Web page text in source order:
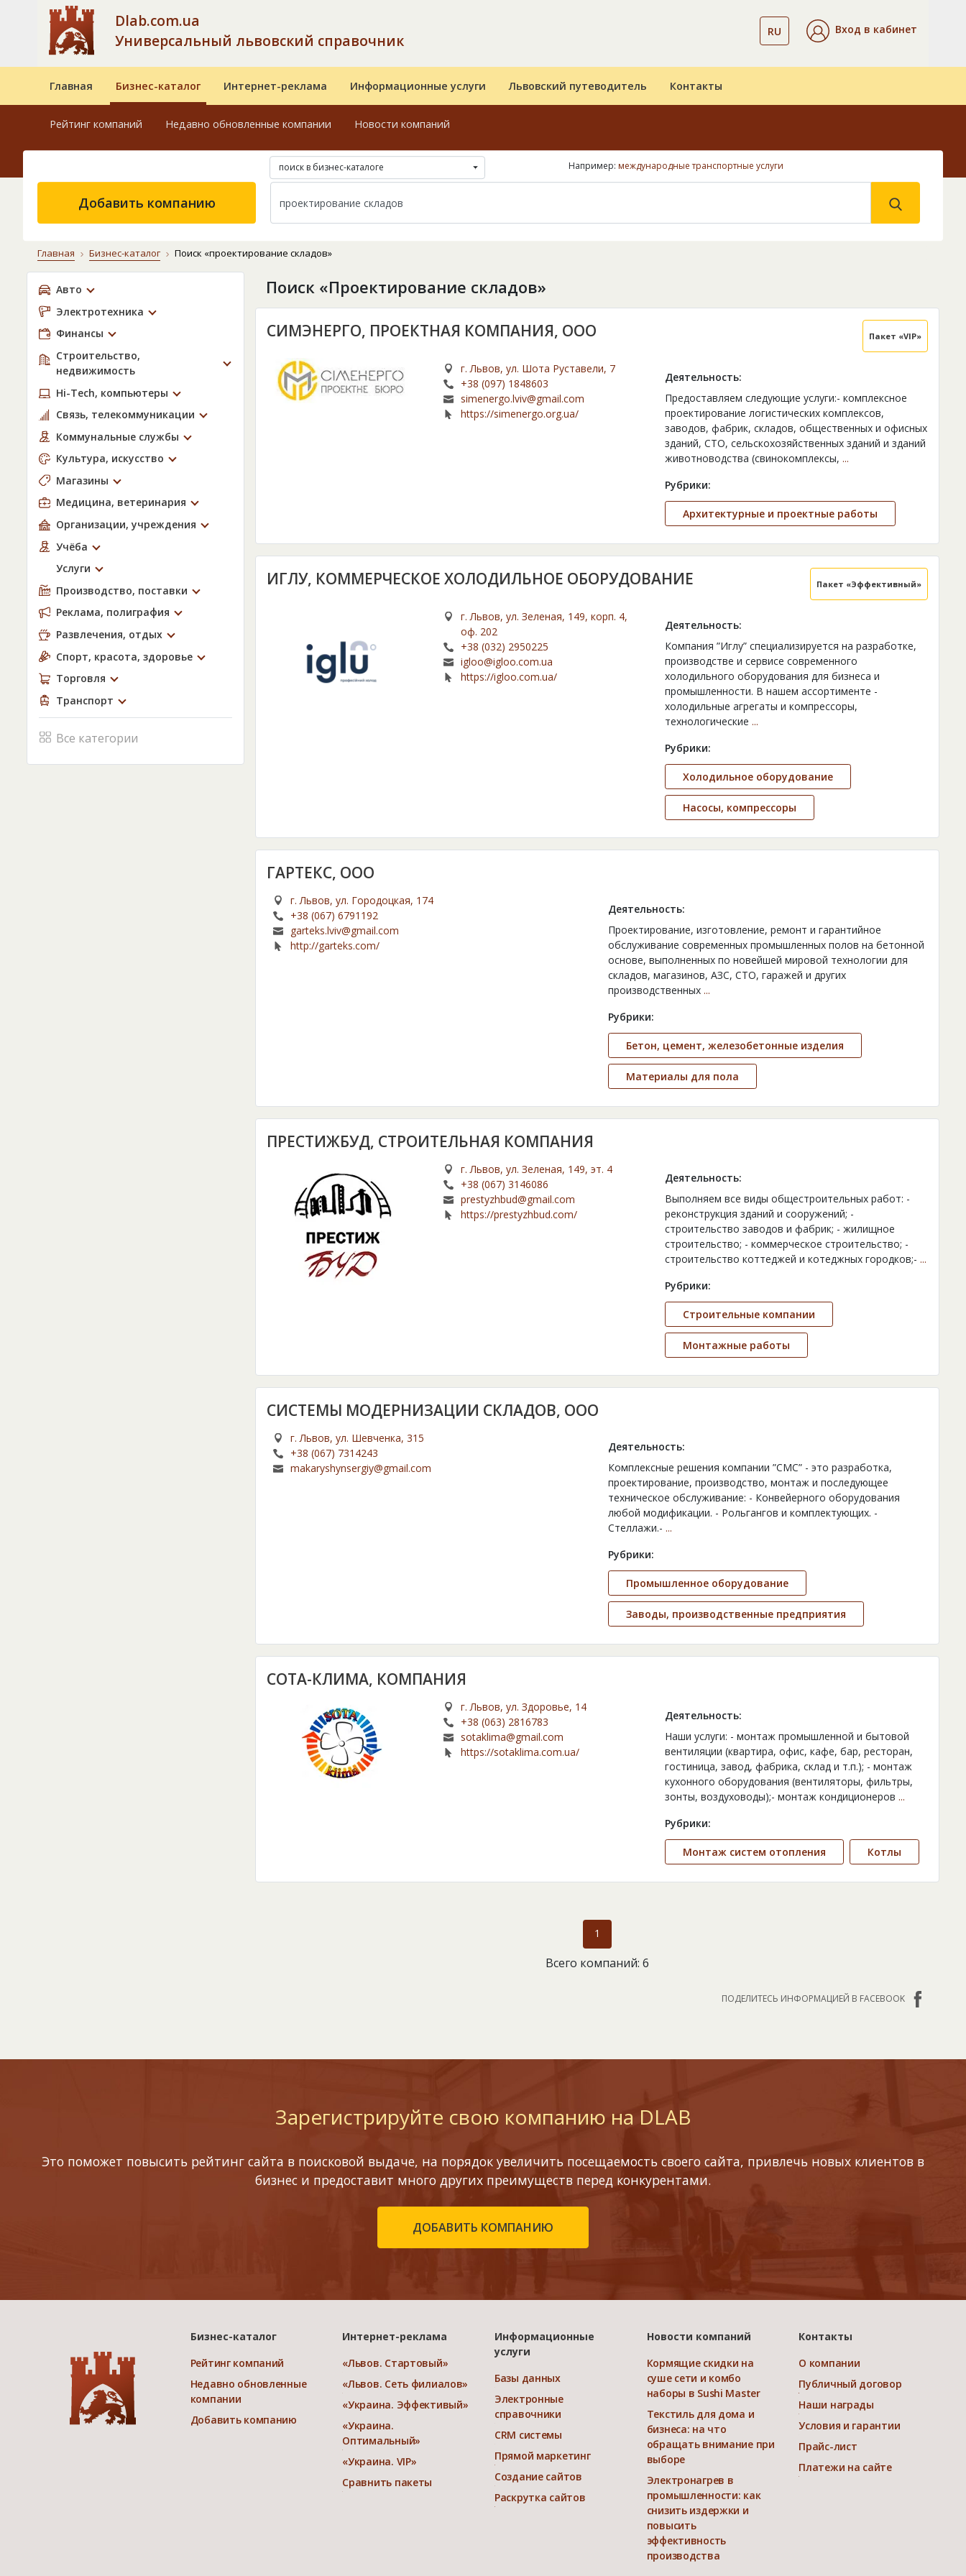
Dlab.com.ua
Универсальный львовский справочник
RU Вход в кабинет
Главная Бизнес-каталог Интернет-реклама Информационные услуги Львовский путеводитель Контакты
Рейтинг компаний Недавно обновленные компании Новости компаний
поиск в бизнес-каталоге Например: международные транспортные услуги
Добавить компанию
Главная Бизнес-каталог Поиск «проектирование складов»
Авто
Электротехника
Финансы
Строительство,
недвижимость
Hi-Tech, компьютеры
Связь, телекоммуникации
Коммунальные службы
Культура, искусство
Магазины
Медицина, ветеринария
Организации, учреждения
Учёба
Услуги
Производство, поставки
Реклама, полиграфия
Развлечения, отдых
Спорт, красота, здоровье
Торговля
Транспорт
Все категории
Поиск «Проектирование складов»
СИМЭНЕРГО, ПРОЕКТНАЯ КОМПАНИЯ, ООО Пакет «VIP»
г. Львов, ул. Шота Руставели, 7
+38 (097) 1848603
simenergo.lviv@gmail.com
https://simenergo.org.ua/
Деятельность:
Предоставляем следующие услуги:- комплексное
проектирование логистических комплексов,
заводов, фабрик, складов, общественных и офисных
зданий, СТО, сельскохозяйственных зданий и зданий
животноводства (свинокомплексы, ...
Рубрики:
Архитектурные и проектные работы
ИГЛУ, КОММЕРЧЕСКОЕ ХОЛОДИЛЬНОЕ ОБОРУДОВАНИЕ Пакет «Эффективный»
г. Львов, ул. Зеленая, 149, корп. 4,
оф. 202
+38 (032) 2950225
igloo@igloo.com.ua
https://igloo.com.ua/
Деятельность:
Компания ”Иглу” специализируется на разработке,
производстве и сервисе современного
холодильного оборудования для бизнеса и
промышленности. В нашем ассортименте -
холодильные агрегаты и компрессоры,
технологические ...
Рубрики:
Холодильное оборудование
Насосы, компрессоры
ГАРТЕКС, ООО
г. Львов, ул. Городоцкая, 174
+38 (067) 6791192
garteks.lviv@gmail.com
http://garteks.com/
Деятельность:
Проектирование, изготовление, ремонт и гарантийное
обслуживание современных промышленных полов на бетонной
основе, выполненных по новейшей мировой технологии для
складов, магазинов, АЗС, СТО, гаражей и других
производственных ...
Рубрики:
Бетон, цемент, железобетонные изделия
Материалы для пола
ПРЕСТИЖБУД, СТРОИТЕЛЬНАЯ КОМПАНИЯ
г. Львов, ул. Зеленая, 149, эт. 4
+38 (067) 3146086
prestyzhbud@gmail.com
https://prestyzhbud.com/
Деятельность:
Выполняем все виды общестроительных работ: -
реконструкция зданий и сооружений; -
строительство заводов и фабрик; - жилищное
строительство; - коммерческое строительство; -
строительство коттеджей и котеджных городков;- ...
Рубрики:
Строительные компании
Монтажные работы
СИСТЕМЫ МОДЕРНИЗАЦИИ СКЛАДОВ, ООО
г. Львов, ул. Шевченка, 315
+38 (067) 7314243
makaryshynsergiy@gmail.com
Деятельность:
Комплексные решения компании ”СМС” - это разработка,
проектирование, производство, монтаж и последующее
техническое обслуживание: - Конвейерного оборудования
любой модификации. - Рольгангов и комплектующих. -
Стеллажи.- ...
Рубрики:
Промышленное оборудование
Заводы, производственные предприятия
СОТА-КЛИМА, КОМПАНИЯ
г. Львов, ул. Здоровье, 14
+38 (063) 2816783
sotaklima@gmail.com
https://sotaklima.com.ua/
Деятельность:
Наши услуги: - монтаж промышленной и бытовой
вентиляции (квартира, офис, кафе, бар, ресторан,
гостиница, завод, фабрика, склад и т.п.); - монтаж
кухонного оборудования (вентиляторы, фильтры,
зонты, воздуховоды);- монтаж кондиционеров ...
Рубрики:
Монтаж систем отопления Котлы
1
Всего компаний: 6
ПОДЕЛИТЕСЬ ИНФОРМАЦИЕЙ В FACEBOOK
Зарегистрируйте свою компанию на DLAB
Это поможет повысить рейтинг сайта в поисковой выдаче, на порядок увеличить посещаемость своего сайта, привлечь новых клиентов в
бизнес и предоставит много других преимуществ перед конкурентами.
ДОБАВИТЬ КОМПАНИЮ
Бизнес-каталог
Рейтинг компаний
Недавно обновленные
компании
Добавить компанию
Интернет-реклама
«Львов. Стартовый»
«Львов. Сеть филиалов»
«Украина. Эффективый»
«Украина.
Оптимальный»
«Украина. VIP»
Сравнить пакеты
Информационные
услуги
Базы данных
Электронные
справочники
CRM системы
Прямой маркетинг
Создание сайтов
Раскрутка сайтов
Новости компаний
Кормящие скидки на
суше сети и комбо
наборы в Sushi Master
Текстиль для дома и
бизнеса: на что
обращать внимание при
выборе
Электронагрев в
промышленности: как
снизить издержки и
повысить
эффективность
производства
Контакты
О компании
Публичный договор
Наши награды
Условия и гарантии
Прайс-лист
Платежи на сайте